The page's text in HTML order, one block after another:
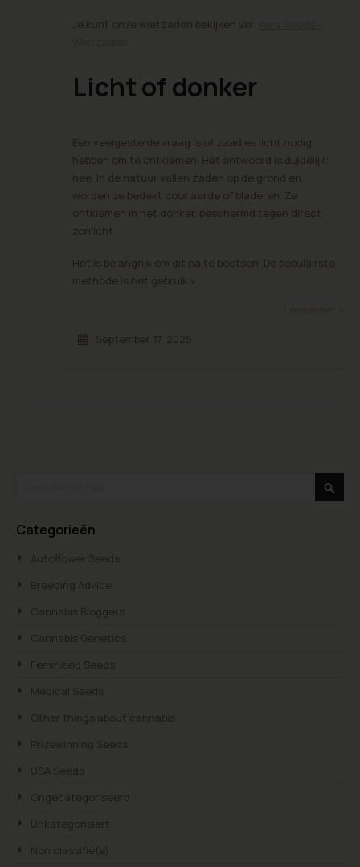
Je kunt onze wietzaden bekijken via:
Licht of donker
Een veelgestelde vraag is of zaadjes licht nodig
hebben om te ontkiemen. Het antwoord is duidelijk:
nee. In de natuur vallen zaden op de grond en
worden ze bedekt door aarde of bladeren. Ze
ontkiemen in het donker, beschermd tegen direct
zonlicht.
Het is belangrijk om dit na te bootsen. De populairste
methode is het gebruik v
September 17, 2025
Categorieën
Autoflower Seeds
Breeding Advice
Cannabis Bloggers
Cannabis Genetics
Feminised Seeds
Medical Seeds
Other things about cannabis
Prizewinning Seeds
USA Seeds
Ongecategoriseerd
Unkategorisiert
Non classifié(e)